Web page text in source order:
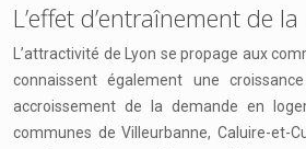
L’effet d’entraînement de
L’attractivité de Lyon se propage aux
connaissent également une
accroissement de la demande en
communes de Villeurbanne, Caluire-et-